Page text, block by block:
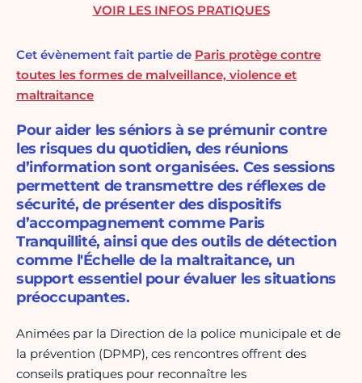
Cet évènement fait partie de Paris protège contre
toutes les formes de malveillance, violence et
maltraitance
Pour aider les séniors à se prémunir contre
les risques du quotidien, des réunions
d’information sont organisées. Ces sessions
permettent de transmettre des réflexes de
sécurité, de présenter des dispositifs
d’accompagnement comme Paris
Tranquillité, ainsi que des outils de détection
comme l'Échelle de la maltraitance, un
support essentiel pour évaluer les situations
préoccupantes.
Animées par la Direction de la police municipale et de
la prévention (DPMP), ces rencontres offrent des
conseils pratiques pour reconnaître les
VOIR LES INFOS PRATIQUES